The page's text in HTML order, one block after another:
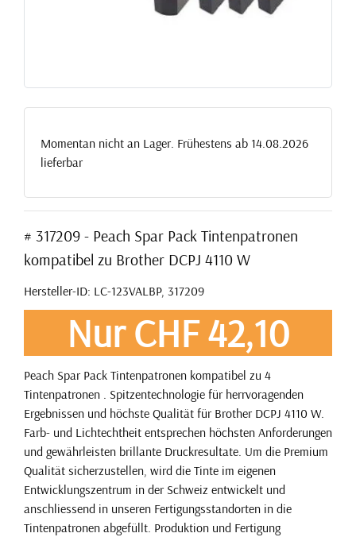
Momentan nicht an Lager. Frühestens ab 14.08.2026
lieferbar
# 317209 - Peach Spar Pack Tintenpatronen
kompatibel zu Brother DCPJ 4110 W
Hersteller-ID: LC-123VALBP, 317209
Nur CHF 42,10
Peach Spar Pack Tintenpatronen kompatibel zu 4
Tintenpatronen . Spitzentechnologie für herrvoragenden
Ergebnissen und höchste Qualität für Brother DCPJ 4110 W.
Farb- und Lichtechtheit entsprechen höchsten Anforderungen
und gewährleisten brillante Druckresultate. Um die Premium
Qualität sicherzustellen, wird die Tinte im eigenen
Entwicklungszentrum in der Schweiz entwickelt und
anschliessend in unseren Fertigungsstandorten in die
Tintenpatronen abgefüllt. Produktion und Fertigung